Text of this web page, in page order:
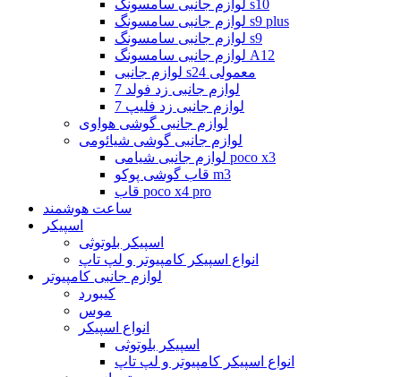
لوازم جانبی سامسونگ s10
لوازم جانبی سامسونگ s9 plus
لوازم جانبی سامسونگ s9
لوازم جانبی سامسونگ A12
لوازم جانبی s24 معمولی
لوازم جانبی زد فولد 7
لوازم جانبی زد فلیپ 7
لوازم جانبی گوشی هواوی
لوازم جانبی گوشی شیائومی
لوازم جانبی شیامی poco x3
قاب گوشی پوکو m3
قاب poco x4 pro
ساعت هوشمند
اسپیکر
اسپیکر بلوتوثی
انواع اسپیکر کامپیوتر و لپ تاپ
لوازم جانبی کامپیوتر
کیبورد
موس
انواع اسپیکر
اسپیکر بلوتوثی
انواع اسپیکر کامپیوتر و لپ تاپ